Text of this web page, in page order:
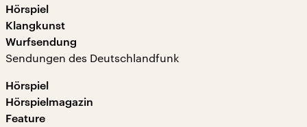
Hörspiel
Klangkunst
Wurfsendung
Sendungen des Deutschlandfunk
Hörspiel
Hörspielmagazin
Feature